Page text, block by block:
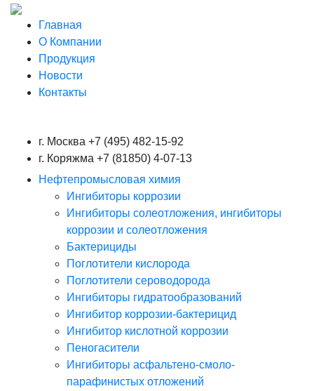
Главная
О Компании
Продукция
Новости
Контакты
г. Москва +7 (495) 482-15-92
г. Коряжма +7 (81850) 4-07-13
Нефтепромысловая химия
Ингибиторы коррозии
Ингибиторы солеотложения, ингибиторы
коррозии и солеотложения
Бактерициды
Поглотители кислорода
Поглотители сероводорода
Ингибиторы гидратообразований
Ингибитор коррозии-бактерицид
Ингибитор кислотной коррозии
Пеногасители
Ингибиторы асфальтено-смоло-
парафинистых отложений